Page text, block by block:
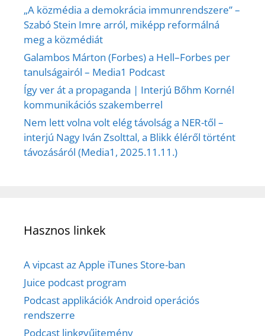
„A közmédia a demokrácia immunrendszere” –
Szabó Stein Imre arról, miképp reformálná
meg a közmédiát
Galambos Márton (Forbes) a Hell–Forbes per
tanulságairól – Media1 Podcast
Így ver át a propaganda | Interjú Bőhm Kornél
kommunikációs szakemberrel
Nem lett volna volt elég távolság a NER-től –
interjú Nagy Iván Zsolttal, a Blikk éléről történt
távozásáról (Media1, 2025.11.11.)
Hasznos linkek
A vipcast az Apple iTunes Store-ban
Juice podcast program
Podcast applikációk Android operációs
rendszerre
Podcast linkgyűjtemény